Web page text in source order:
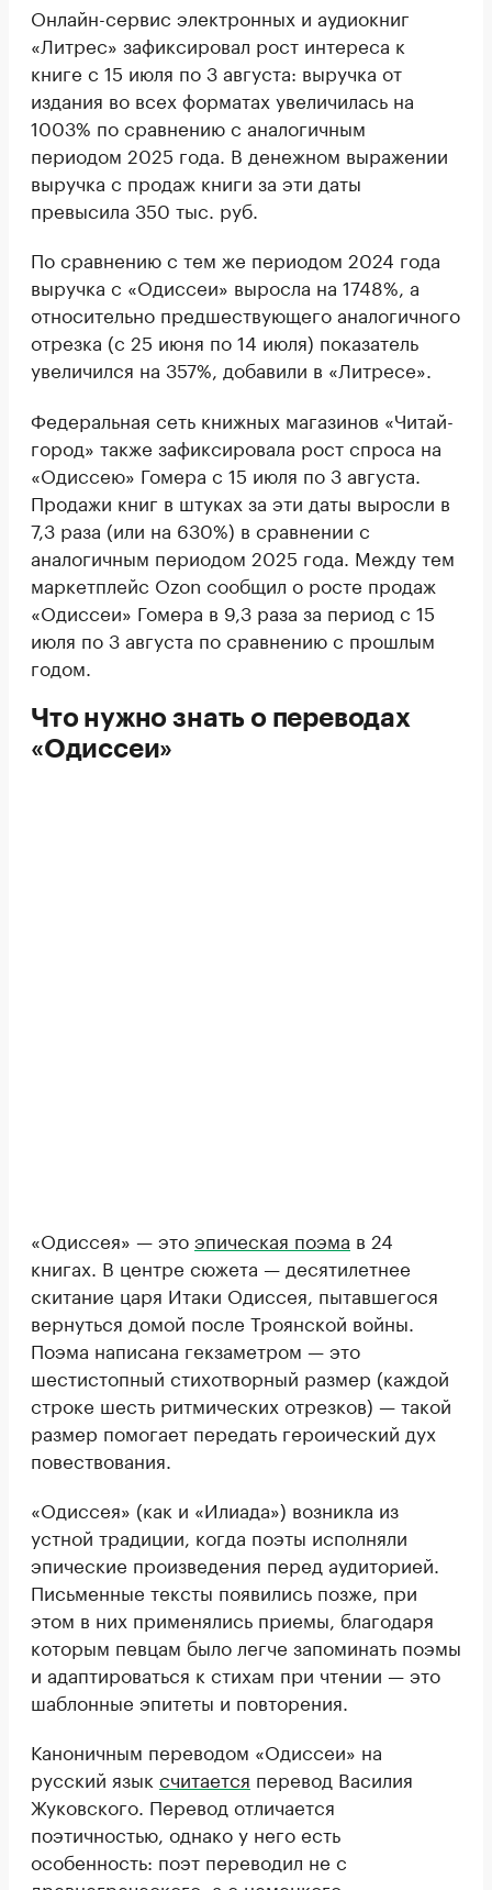
Онлайн-сервис электронных и аудиокниг
«Литрес» зафиксировал рост интереса к
книге с 15 июля по 3 августа: выручка от
издания во всех форматах увеличилась на
1003% по сравнению с аналогичным
периодом 2025 года. В денежном выражении
выручка с продаж книги за эти даты
превысила 350 тыс. руб.
По сравнению с тем же периодом 2024 года
выручка с «Одиссеи» выросла на 1748%, а
относительно предшествующего аналогичного
отрезка (с 25 июня по 14 июля) показатель
увеличился на 357%, добавили в «Литресе».
Федеральная сеть книжных магазинов «Читай-
город» также зафиксировала рост спроса на
«Одиссею» Гомера с 15 июля по 3 августа.
Продажи книг в штуках за эти даты выросли в
7,3 раза (или на 630%) в сравнении с
аналогичным периодом 2025 года. Между тем
маркетплейс Ozon сообщил о росте продаж
«Одиссеи» Гомера в 9,3 раза за период с 15
июля по 3 августа по сравнению с прошлым
годом.
Что нужно знать о переводах
«Одиссеи»
«Одиссея» — этоэпическая поэма в 24
книгах. В центре сюжета — десятилетнее
скитание царя Итаки Одиссея, пытавшегося
вернуться домой после Троянской войны.
Поэма написана гекзаметром — это
шестистопный стихотворный размер (каждой
строке шесть ритмических отрезков) — такой
размер помогает передать героический дух
повествования.
«Одиссея» (как и «Илиада») возникла из
устной традиции, когда поэты исполняли
эпические произведения перед аудиторией.
Письменные тексты появились позже, при
этом в них применялись приемы, благодаря
которым певцам было легче запоминать поэмы
и адаптироваться к стихам при чтении — это
шаблонные эпитеты и повторения.
Каноничным переводом «Одиссеи» на
русский язык считается перевод Василия
Жуковского. Перевод отличается
поэтичностью, однако у него есть
особенность: поэт переводил не с